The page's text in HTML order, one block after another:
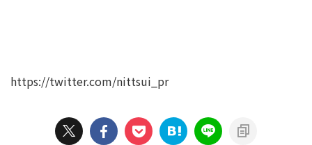
https://twitter.com/nittsui_pr